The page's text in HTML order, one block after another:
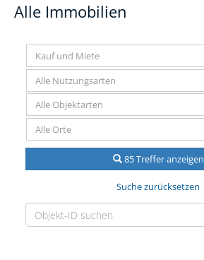
Alle Immobilien
Kauf und Miete
Alle Nutzungsarten
Alle Objektarten
Alle Orte
85 Treffer anzeigen
Suche zurücksetzen